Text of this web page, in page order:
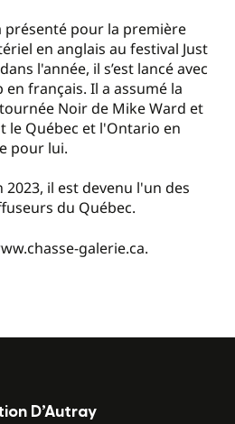
présenté pour la première
en anglais au festival Just
l'année, il s’est lancé avec
français. Il a assumé la
Noir de Mike Ward et
le Québec et l'Ontario en
pour lui.
il est devenu l'un des
du Québec.
galerie.ca.
D’Autray